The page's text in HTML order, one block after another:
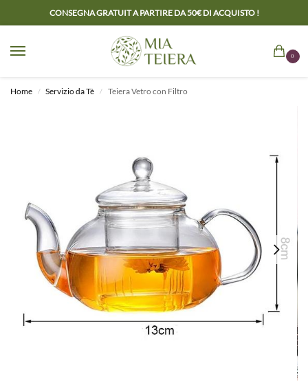
CONSEGNA GRATUIT A PARTIRE DA 50€ DI ACQUISTO !
0
Home / Servizio da Tè / Teiera Vetro con Filtro